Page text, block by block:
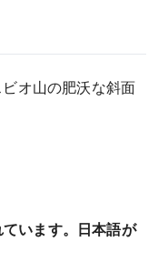
オ山の肥沃な斜面
います。日本語が